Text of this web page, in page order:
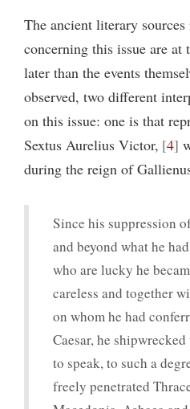
The ancient literary
concerning this issue are at
later than the events
observed, two different
on this issue: one is that
Sextus Aurelius Victor, 4
during the reign of
Since his suppression
and beyond what he
who are lucky he
careless and together
on whom he had
Caesar, he
to speak, to such a
freely penetrated